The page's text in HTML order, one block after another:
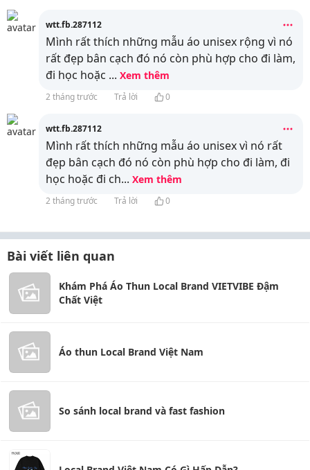
wtt.fb.287112
Mình rất thích những mẫu áo unisex rộng vì nó
rất đẹp bân cạch đó nó còn phù hợp cho đi làm,
đi học hoặc ... Xem thêm
2 tháng trước Trả lời 0
wtt.fb.287112
Mình rất thích những mẫu áo unisex vì nó rất
đẹp bân cạch đó nó còn phù hợp cho đi làm, đi
học hoặc đi ch... Xem thêm
2 tháng trước Trả lời 0
Bài viết liên quan
Khám Phá Áo Thun Local Brand VIETVIBE Đậm
Chất Việt
Áo thun Local Brand Việt Nam
So sánh local brand và fast fashion